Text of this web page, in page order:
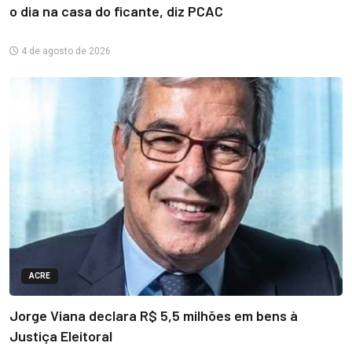
o dia na casa do ficante, diz PCAC
4 de agosto de 2026
ACRE
Jorge Viana declara R$ 5,5 milhões em bens à
Justiça Eleitoral